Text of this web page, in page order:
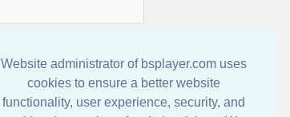
Website administrator of bsplayer.com uses
cookies to ensure a better website
functionality, user experience, security, and